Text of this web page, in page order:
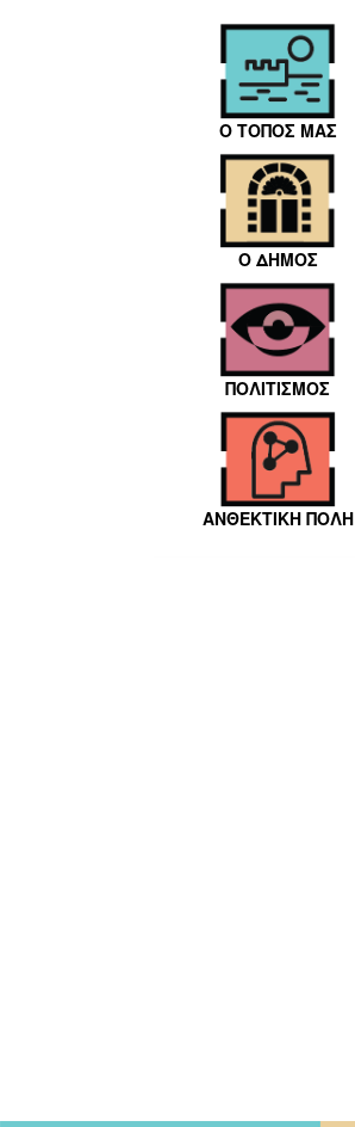
Ο ΤΟΠΟΣ ΜΑΣ
Ο ΔΗΜΟΣ
ΠΟΛΙΤΙΣΜΟΣ
ΑΝΘΕΚΤΙΚΗ ΠΟΛΗ